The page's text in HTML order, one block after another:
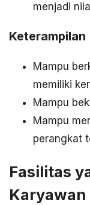
menjadi
Keterampilan
Mampu
memiliki
Mampu
Mampu
perangkat
Fasilitas
Karyawan